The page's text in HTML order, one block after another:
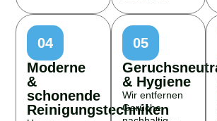
04
Moderne
&
schonende
Reinigungstechniken
05
& Hygiene
Wir entfernen
Gerüche
nachhaltig –